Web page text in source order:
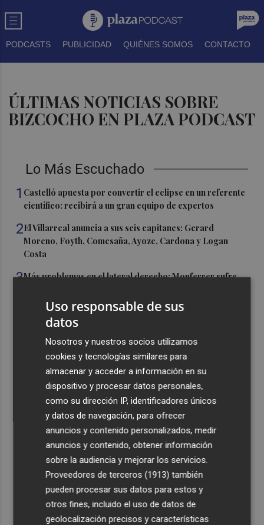
PODCASTS PUBLICIDAD QUIÉNES SOMOS CONTACTO
ÚLTIMAS NOTICIAS SOBRE
BIZCOCHO EN PLAZA PODCAST
Lo Más Escuchado
1 Castelló apuesta por convertir el eclipse en un referente
científico: recibirá a un gran equipo de expertos
2El Villarreal anuncia a sus seis capitanes: Gerard
Moreno, Foyth, Comesaña, Ayoze, Cardona y Logan
Costa
3Más problemas en el lateral derecho: Monferrer sufre
San Javier da viabilidad al nuevo contrato del transporte
urbano y a un hotel de cuatro estrellas en La Manga con
324 habitaciones
Estos son los estrenos que abren la cartelera en agosto:
de la comedia 'El último mono' a una nueva entrega de
'La Patrulla Canina'
Recibe toda la actualidad de
Plaza Podcast en tu correo
Quiero suscribirme
Uso responsable de sus
datos
Nosotros y nuestros socios utilizamos
cookies y tecnologías similares para
almacenar y acceder a información en su
dispositivo y procesar datos personales,
como su dirección IP, identificadores únicos
y datos de navegación, para ofrecer
anuncios y contenido personalizados, medir
anuncios y contenido, obtener información
sobre la audiencia y mejorar los servicios.
Proveedores de terceros (1913) también
pueden procesar sus datos para estos y
otros fines, incluido el uso de datos de
geolocalización precisos y características